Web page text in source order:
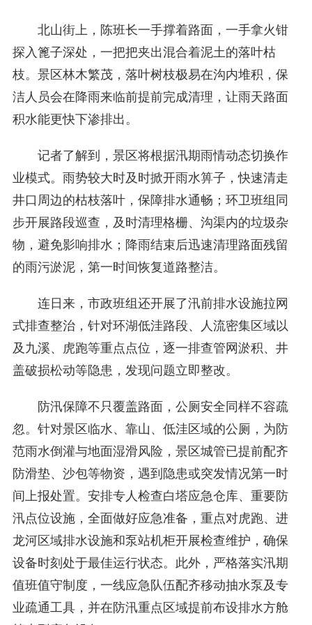
北山街上，陈班长一手撑着路面，一手拿火钳
探入篦子深处，一把把夹出混合着泥土的落叶枯
枝。景区林木繁茂，落叶树枝极易在沟内堆积，保
洁人员会在降雨来临前提前完成清理，让雨天路面
积水能更快下渗排出。
记者了解到，景区将根据汛期雨情动态切换作
业模式。雨势较大时及时掀开雨水箅子，快速清走
井口周边的枯枝落叶，保障排水通畅；环卫班组同
步开展路段巡查，及时清理格栅、沟渠内的垃圾杂
物，避免影响排水；降雨结束后迅速清理路面残留
的雨污淤泥，第一时间恢复道路整洁。
连日来，市政班组还开展了汛前排水设施拉网
式排查整治，针对环湖低洼路段、人流密集区域以
及九溪、虎跑等重点点位，逐一排查管网淤积、井
盖破损松动等隐患，发现问题立即整改。
防汛保障不只覆盖路面，公厕安全同样不容疏
忽。针对景区临水、靠山、低洼区域的公厕，为防
范雨水倒灌与地面湿滑风险，景区城管已提前配齐
防滑垫、沙包等物资，遇到隐患或突发情况第一时
间上报处置。安排专人检查白塔应急仓库、重要防
汛点位设施，全面做好应急准备，重点对虎跑、进
龙河区域排水设施和泵站机柜开展检查维护，确保
设备时刻处于最佳运行状态。此外，严格落实汛期
值班值守制度，一线应急队伍配齐移动抽水泵及专
业疏通工具，并在防汛重点区域提前布设排水方舱